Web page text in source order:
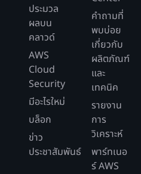
ประมวล
ผลบน
คลาวด์
AWS
Cloud
Security
มีอะไรใหม่
บล็อก
ข่าว
ประชาสัมพันธ์
คำถามที่
พบบ่อย
เกี่ยวกับ
ผลิตภัณฑ์
และ
เทคนิค
รายงาน
การ
วิเคราะห์
พาร์ทเนอ
ร์ AWS